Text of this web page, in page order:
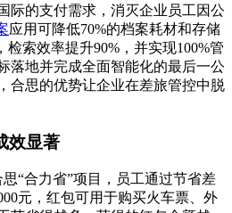
际的支付需求，消灭企业员工因公
应用可降低70%的档案耗材和存储
检索效率提升90%，并实现100%管
落地并完成全面智能化的最后一公
合思的优势让企业在差旅管控中脱
效显著
“合力省”项目，员工通过节省差
元，红包可用于购买火车票、外